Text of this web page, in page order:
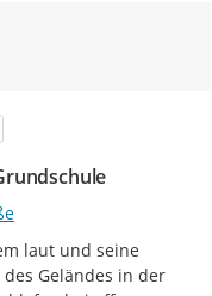
laut und seine
Geländes in der